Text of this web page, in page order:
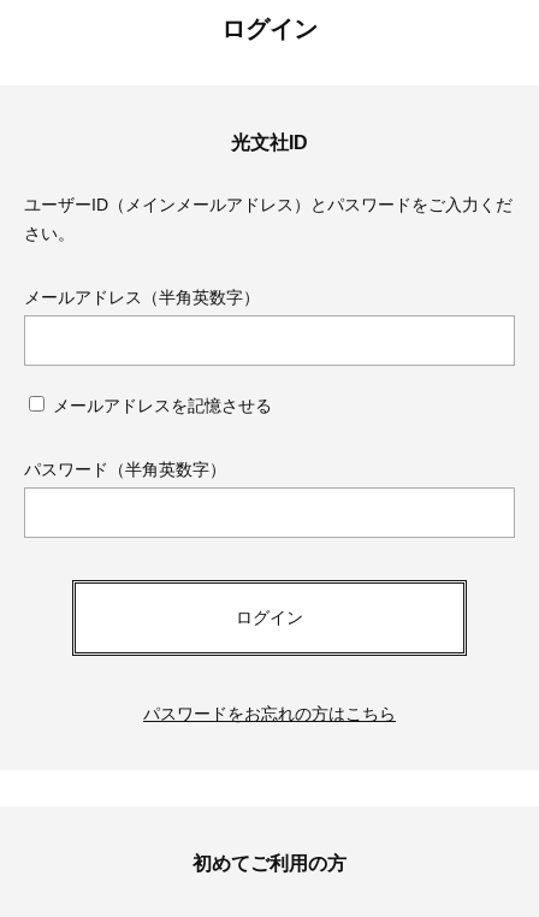
ス学」
ログイン
光文社ID
ユーザーID（メインメールアドレス）とパスワードをご入力くだ
さい。
メールアドレス（半角英数字）
メールアドレスを記憶させる
パスワード（半角英数字）
ログイン
パスワードをお忘れの方はこちら
初めてご利用の方